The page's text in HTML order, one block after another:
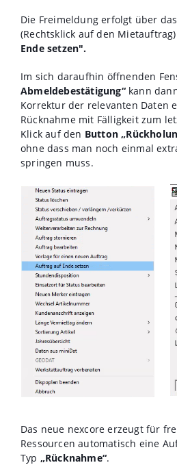
Die Freimeldung erfolgt über
(Rechtsklick auf den Mietauftrag)
Ende setzen".
Im sich daraufhin öffnenden
Abmeldebestätigung“kann
Korrektur der relevanten Daten
Rücknahme mit Fälligkeit zum
Klick auf den Button
ohne dass man noch einmal
springen muss.
Das neue nexcore erzeugt für
Ressourcen automatisch eine
Typ „Rücknahme“.